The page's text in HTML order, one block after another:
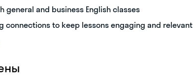
general and business English classes
connections to keep lessons engaging and relevant